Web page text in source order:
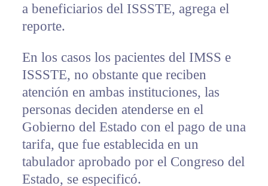
a beneficiarios del ISSSTE, agrega el
reporte.
En los casos los pacientes del IMSS e
ISSSTE, no obstante que reciben
atención en ambas instituciones, las
personas deciden atenderse en el
Gobierno del Estado con el pago de una
tarifa, que fue establecida en un
tabulador aprobado por el Congreso del
Estado, se especificó.